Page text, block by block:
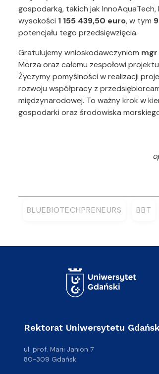
gospodarką, takich jak InnoAquaTech,
wysokości 1 155 439,50 euro, w tym
potencjału tego przedsięwzięcia.
Gratulujemy wnioskodawczyniom mgr
Morza oraz całemu zespołowi
Życzymy pomyślności w realizacji
rozwoju współpracy z
międzynarodowej. To ważny krok w
gospodarki oraz środowiska
BLUEBIOTECHPRENEURS BBT
Rektorat Uniwersytetu
ul. prof. Marii Janion 7
80-309 Gdańsk